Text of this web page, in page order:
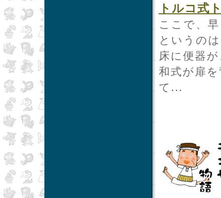
トルコ式
ここで、
というの
床に便器
和式が扉
て...